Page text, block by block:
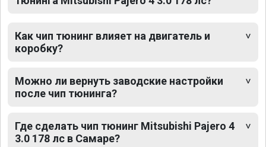
Как чип тюнинг влияет на двигатель и
коробку?
Можно ли вернуть заводские настройки
после чип тюнинга?
Где сделать чип тюнинг Mitsubishi Pajero 4
3.0 178 лс в Самаре?